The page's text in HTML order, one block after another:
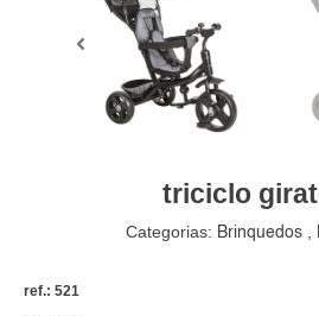
triciclo
Categorias: Brinquedos
ref.: 521